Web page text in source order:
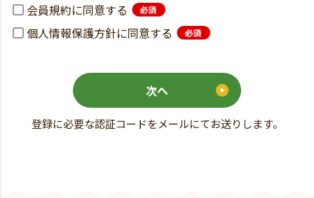
会員規約に同意する
個人情報保護方針に同意する
次へ
登録に必要な認証コードをメールにてお送りします。